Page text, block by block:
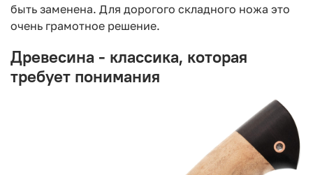
быть заменена. Для дорогого складного ножа это
очень грамотное решение.
Древесина - классика, которая
требует понимания